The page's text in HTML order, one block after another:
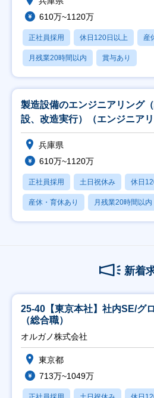
610万~1120万
正社員採用 休日120日以上 産
月残業20時間以内 賞与あり
製造設備のエンジニアリング
設、改造実行）（エンジニア
庫）(
兵庫県
610万~1120万
正社員採用 土日祝休み 休日
産休・育休あり 月残業20時間以内
新着
25-40【東京本社】社内SE/グ
（総合職）
オルガノ株式会社
東京都
713万~1049万